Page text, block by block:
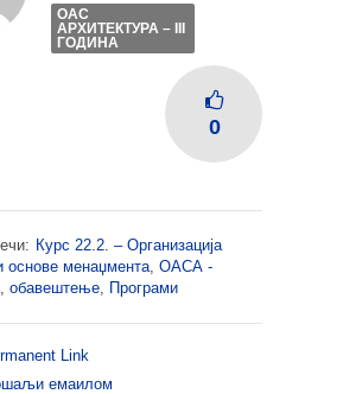
ОАС
АРХИТЕКТУРА – III
ГОДИНА
0
Курс 22.2. – Организација
основе менаџмента, ОАСА -
, обавештење, Програми
Link
емаилом